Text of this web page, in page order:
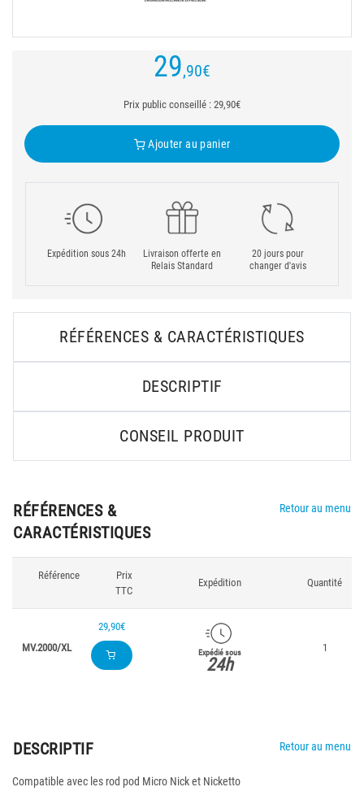
29,90€
Prix public conseillé : 29,90€
Ajouter au panier
Expédition sous 24h
Livraison offerte en
Relais Standard
20 jours pour
changer d'avis
RÉFÉRENCES & CARACTÉRISTIQUES
DESCRIPTIF
CONSEIL PRODUIT
RÉFÉRENCES &
CARACTÉRISTIQUES
Retour au menu
Référence
Prix
TTC
Expédition Quantité
MV.2000/XL
29,90€
Expédié sous
24h
1
DESCRIPTIF Retour au menu
Compatible avec les rod pod Micro Nick et Nicketto